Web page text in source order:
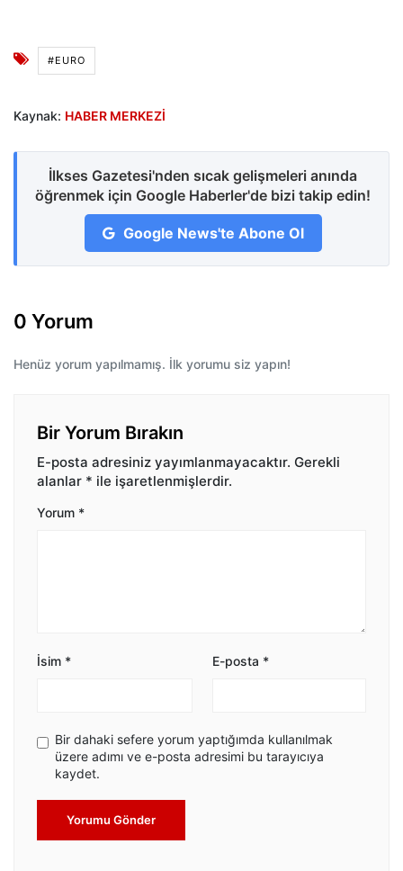
#EURO
Kaynak: HABER MERKEZİ
İlkses Gazetesi'nden sıcak gelişmeleri anında
öğrenmek için Google Haberler'de bizi takip edin!
Google News'te Abone Ol
0 Yorum
Henüz yorum yapılmamış. İlk yorumu siz yapın!
Bir Yorum Bırakın
E-posta adresiniz yayımlanmayacaktır. Gerekli
alanlar * ile işaretlenmişlerdir.
Yorum *
İsim * E-posta *
Bir dahaki sefere yorum yaptığımda kullanılmak
üzere adımı ve e-posta adresimi bu tarayıcıya
kaydet.
Yorumu Gönder